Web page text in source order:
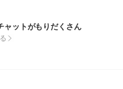
ャットがもりだくさん